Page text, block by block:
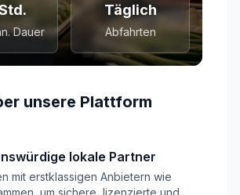
Dauer
Täglich
Abfahrten
unsere Plattform
lokale Partner
mit erstklassigen Anbietern wie
um sichere, lizenzierte und